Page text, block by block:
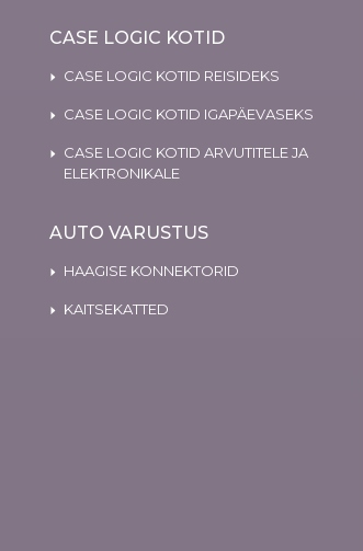
CASE LOGIC KOTID
CASE LOGIC KOTID REISIDEKS
CASE LOGIC KOTID IGAPÄEVASEKS
CASE LOGIC KOTID ARVUTITELE JA
ELEKTRONIKALE
AUTO VARUSTUS
HAAGISE KONNEKTORID
KAITSEKATTED